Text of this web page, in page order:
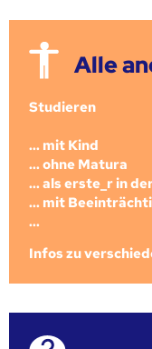
Alle
Studieren
... mit Kind
... ohne Matura
... als erste_r in
... mit
...
Infos zu